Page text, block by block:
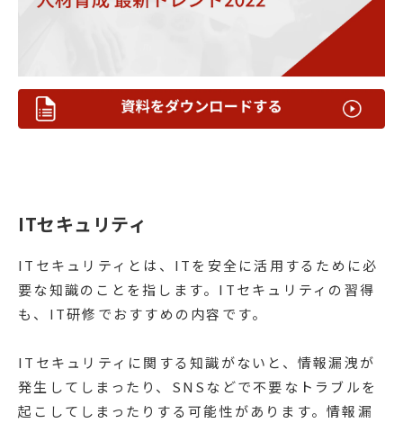
ITセキュリティ
ITセキュリティとは、ITを安全に活用するために必
要な知識のことを指します。ITセキュリティの習得
も、IT研修でおすすめの内容です。
ITセキュリティに関する知識がないと、情報漏洩が
発生してしまったり、SNSなどで不要なトラブルを
起こしてしまったりする可能性があります。情報漏